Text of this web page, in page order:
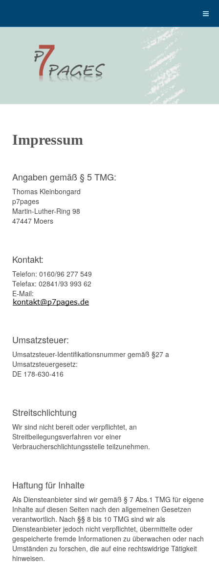
Impressum
Angaben gemäß § 5 TMG:
Thomas Kleinbongard
p7pages
Martin-Luther-Ring 98
47447 Moers
Kontakt:
Telefon: 0160/96 277 549
Telefax: 02841/93 993 62
E-Mail:
Umsatzsteuer:
Umsatzsteuer-Identifikationsnummer gemäß §27 a
Umsatzsteuergesetz:
DE 178-630-416
Streitschlichtung
Wir sind nicht bereit oder verpflichtet, an
Streitbeilegungsverfahren vor einer
Verbraucherschlichtungsstelle teilzunehmen.
Haftung für Inhalte
Als Diensteanbieter sind wir gemäß § 7 Abs.1 TMG für eigene
Inhalte auf diesen Seiten nach den allgemeinen Gesetzen
verantwortlich. Nach §§ 8 bis 10 TMG sind wir als
Diensteanbieter jedoch nicht verpflichtet, übermittelte oder
gespeicherte fremde Informationen zu überwachen oder nach
Umständen zu forschen, die auf eine rechtswidrige Tätigkeit
hinweisen.